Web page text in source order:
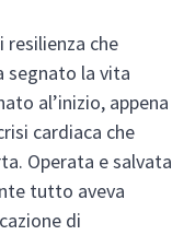
resilienza che
segnato la vita
al’inizio, appena
cardiaca che
Operata e salvata
tutto aveva
di